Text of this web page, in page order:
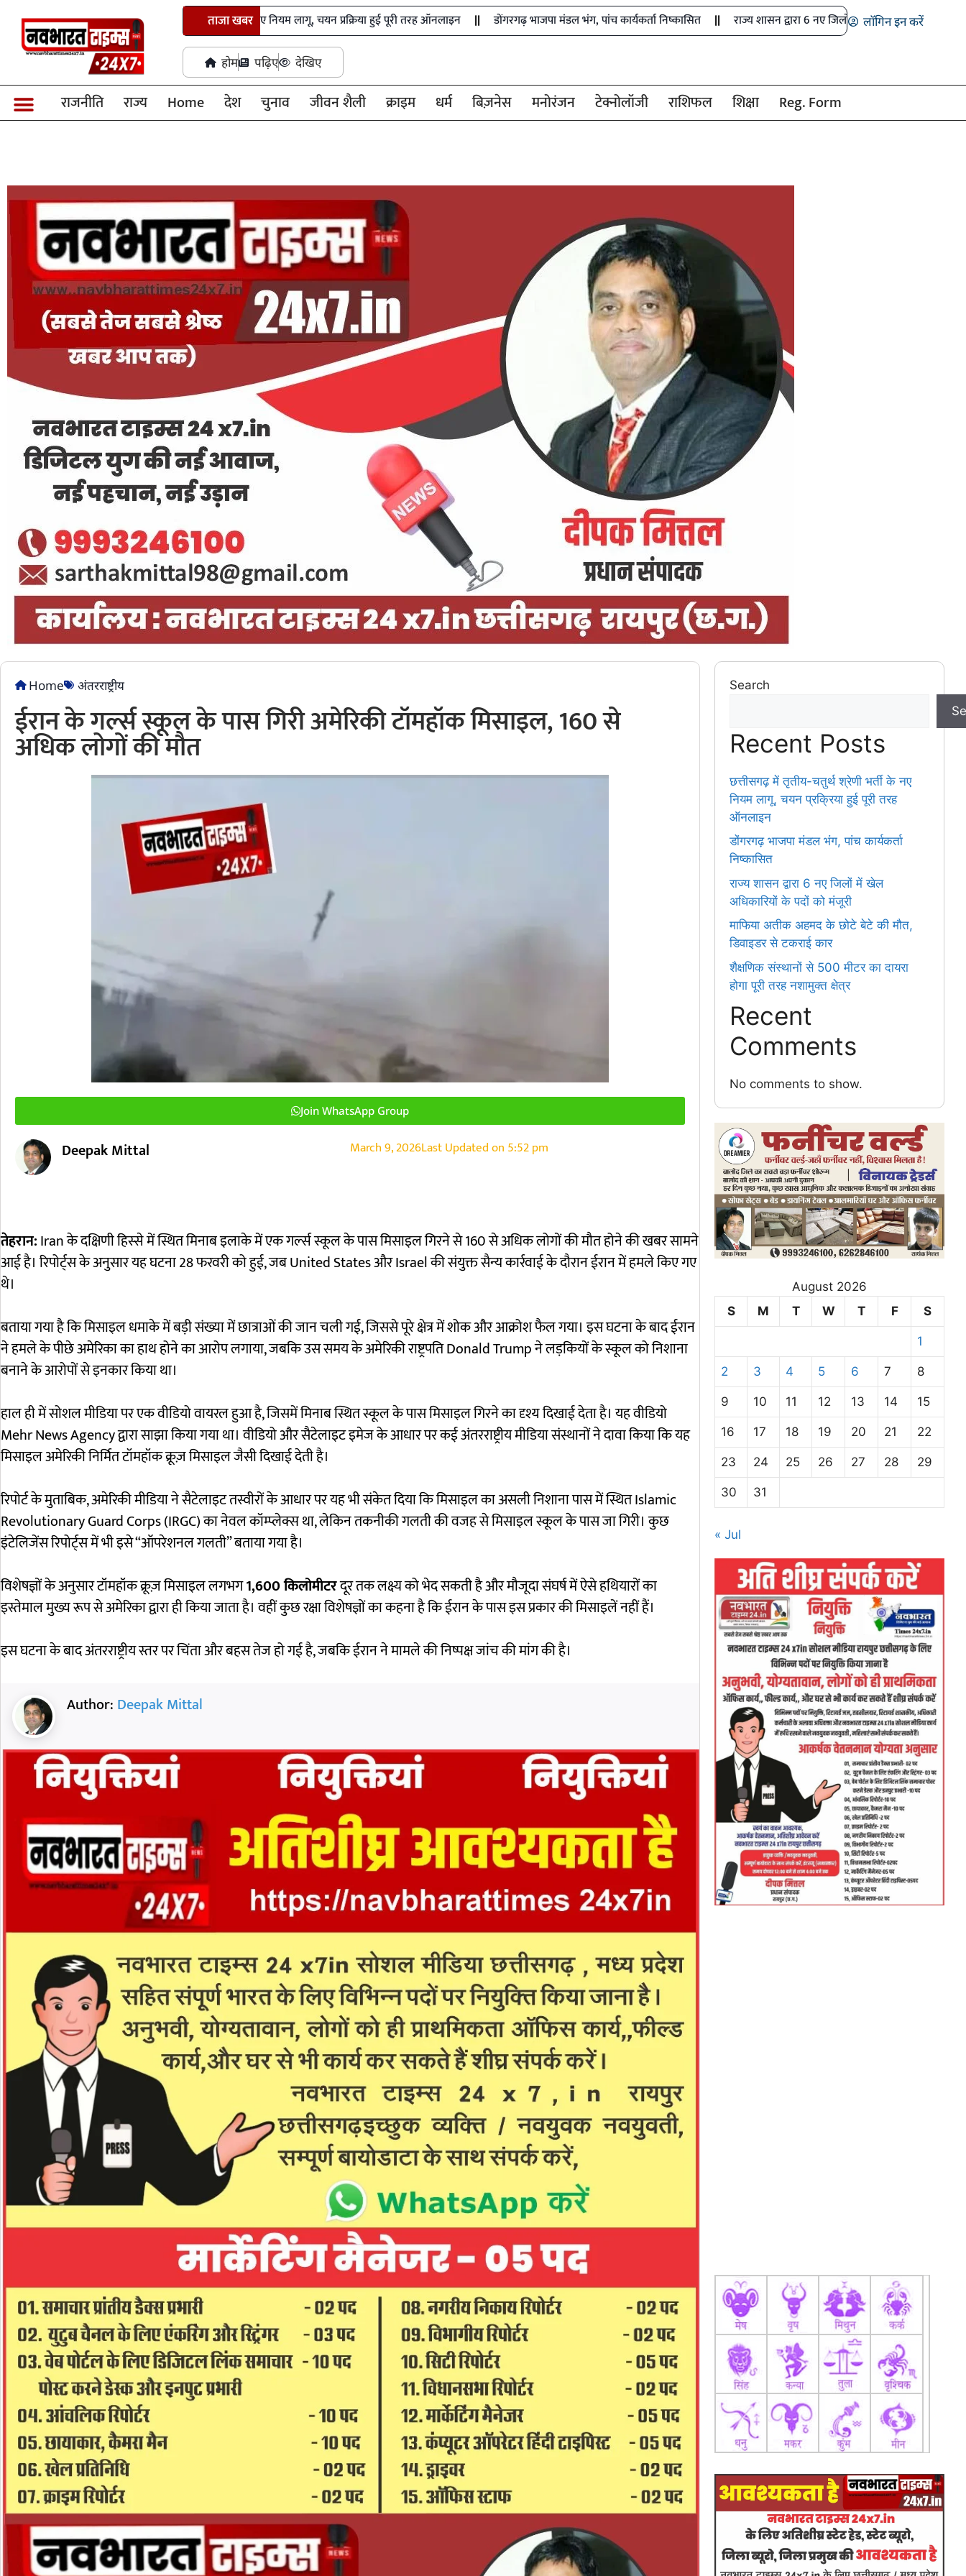
ताजा खबर
छत्तीसगढ़ में तृतीय-चतुर्थ श्रेणी भर्ती के नए नियम लागू, चयन प्रक्रिया हुई पूरी तरह ऑनलाइन डोंगरगढ़ भाजपा मंडल भंग, पांच कार्यकर्ता निष्कासित राज्य शासन द्वारा 6 नए जिलों में खेल अधिकारियों के पदों को मंजूरी
लॉगिन इन करें
होम पढ़िए देखिए
राजनीति राज्य Home देश चुनाव जीवन शैली क्राइम धर्म बिज़नेस मनोरंजन टेक्नोलॉजी राशिफल शिक्षा Reg. Form
Home अंतरराष्ट्रीय
ईरान के गर्ल्स स्कूल के पास गिरी अमेरिकी टॉमहॉक मिसाइल, 160 से
अधिक लोगों की मौत
Join WhatsApp Group
Deepak Mittal March 9, 2026Last Updated on 5:52 pm
तेहरान:Iranके दक्षिणी हिस्से में स्थित मिनाब इलाके में एक गर्ल्स स्कूल के पास मिसाइल गिरने से 160 से अधिक लोगों की मौत होने की खबर सामने
आई है। रिपोर्ट्स के अनुसार यह घटना 28 फरवरी को हुई, जबUnited StatesऔरIsraelकी संयुक्त सैन्य कार्रवाई के दौरान ईरान में हमले किए गए
थे।
बताया गया है कि मिसाइल धमाके में बड़ी संख्या में छात्राओं की जान चली गई, जिससे पूरे क्षेत्र में शोक और आक्रोश फैल गया। इस घटना के बाद ईरान
ने हमले के पीछे अमेरिका का हाथ होने का आरोप लगाया, जबकि उस समय के अमेरिकी राष्ट्रपतिDonald Trumpने लड़कियों के स्कूल को निशाना
बनाने के आरोपों से इनकार किया था।
हाल ही में सोशल मीडिया पर एक वीडियो वायरल हुआ है, जिसमें मिनाब स्थित स्कूल के पास मिसाइल गिरने का दृश्य दिखाई देता है। यह वीडियो
Mehr News Agencyद्वारा साझा किया गया था। वीडियो और सैटेलाइट इमेज के आधार पर कई अंतरराष्ट्रीय मीडिया संस्थानों ने दावा किया कि यह
मिसाइल अमेरिकी निर्मित टॉमहॉक क्रूज़ मिसाइल जैसी दिखाई देती है।
रिपोर्ट के मुताबिक, अमेरिकी मीडिया ने सैटेलाइट तस्वीरों के आधार पर यह भी संकेत दिया कि मिसाइल का असली निशाना पास में स्थितIslamic
Revolutionary Guard Corps(IRGC) का नेवल कॉम्प्लेक्स था, लेकिन तकनीकी गलती की वजह से मिसाइल स्कूल के पास जा गिरी। कुछ
इंटेलिजेंस रिपोर्ट्स में भी इसे “ऑपरेशनल गलती” बताया गया है।
विशेषज्ञों के अनुसार टॉमहॉक क्रूज़ मिसाइल लगभग1,600 किलोमीटरदूर तक लक्ष्य को भेद सकती है और मौजूदा संघर्ष में ऐसे हथियारों का
इस्तेमाल मुख्य रूप से अमेरिका द्वारा ही किया जाता है। वहीं कुछ रक्षा विशेषज्ञों का कहना है कि ईरान के पास इस प्रकार की मिसाइलें नहीं हैं।
इस घटना के बाद अंतरराष्ट्रीय स्तर पर चिंता और बहस तेज हो गई है, जबकि ईरान ने मामले की निष्पक्ष जांच की मांग की है।
Author: Deepak Mittal
Search
Recent Posts
छत्तीसगढ़ में तृतीय-चतुर्थ श्रेणी भर्ती के नए
नियम लागू, चयन प्रक्रिया हुई पूरी तरह
ऑनलाइन
डोंगरगढ़ भाजपा मंडल भंग, पांच कार्यकर्ता
निष्कासित
राज्य शासन द्वारा 6 नए जिलों में खेल
अधिकारियों के पदों को मंजूरी
माफिया अतीक अहमद के छोटे बेटे की मौत,
डिवाइडर से टकराई कार
शैक्षणिक संस्थानों से 500 मीटर का दायरा
होगा पूरी तरह नशामुक्त क्षेत्र
Recent
Comments
No comments to show.
August 2026
S
M T W T F S
1
2 3 4 5 6 7 8
9 10 11 12 13 14 15
16 17 18 19 20 21 22
23 24 25 26 27 28 29
30 31
« Jul